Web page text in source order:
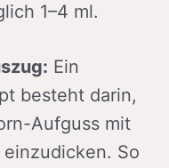
1–4 ml.
Ein
besteht darin,
Aufguss mit
So